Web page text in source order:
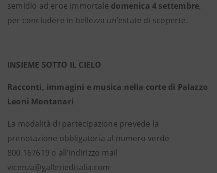
semidio ad eroe immortale domenica 4 settembre,
per concludere in bellezza un’estate di scoperte.
INSIEME SOTTO IL CIELO
Racconti, immagini e musica nella corte di Palazzo
Leoni Montanari
La modalità di partecipazione prevede la
prenotazione obbligatoria al numero verde
800.167619 o all’indirizzo mail
vicenza@gallerieditalia.com